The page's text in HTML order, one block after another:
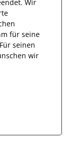
Wir
für seine
seinen
wir